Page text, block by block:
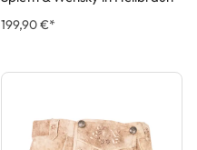
199,90 €*